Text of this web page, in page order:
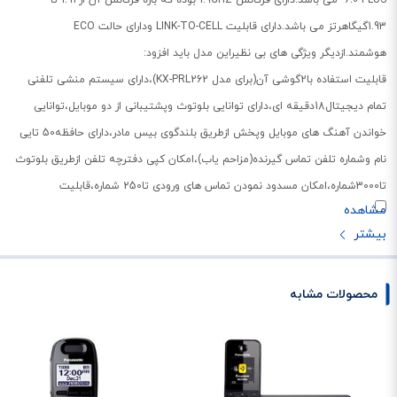
1.93گیگاهرتز می باشد.دارای قابلیت LINK-TO-CELL ودارای حالت ECO
هوشمند.ازدیگر ویژگی های بی نظیراین مدل باید افزود:
قابلیت استفاده با2گوشی آن(برای مدل KX-PRL262)،دارای سیستم منشی تلفنی
تمام دیجیتال18دقیقه ای،دارای توانایی بلوتوث وپشتیبانی از دو موبایل،توانایی
خواندن آهنگ های موبایل وپخش ازطریق بلندگوی بیس مادر،دارای حافظه50 تایی
نام وشماره تلفن تماس گیرنده(مزاحم یاب)،امکان کپی دفترچه تلفن ازطریق بلوتوث
تا3000شماره،امکان مسدود نمودن تماس های ورودی تا250 شماره،قابلیت
ریموت(جهت گوش دادن پیغام های بیرون از محیط)،شماره گیری سریع(تعریف
شارژ باتری به همراه پایه گوشی هوشمند،دستگاه های سازگار با شارژ باطری
عبارتنداز : iPhone 5, iPhone 5s, iPhone 5c, iPod touch با کانکتور برق،قابلیت
محصولات مشابه